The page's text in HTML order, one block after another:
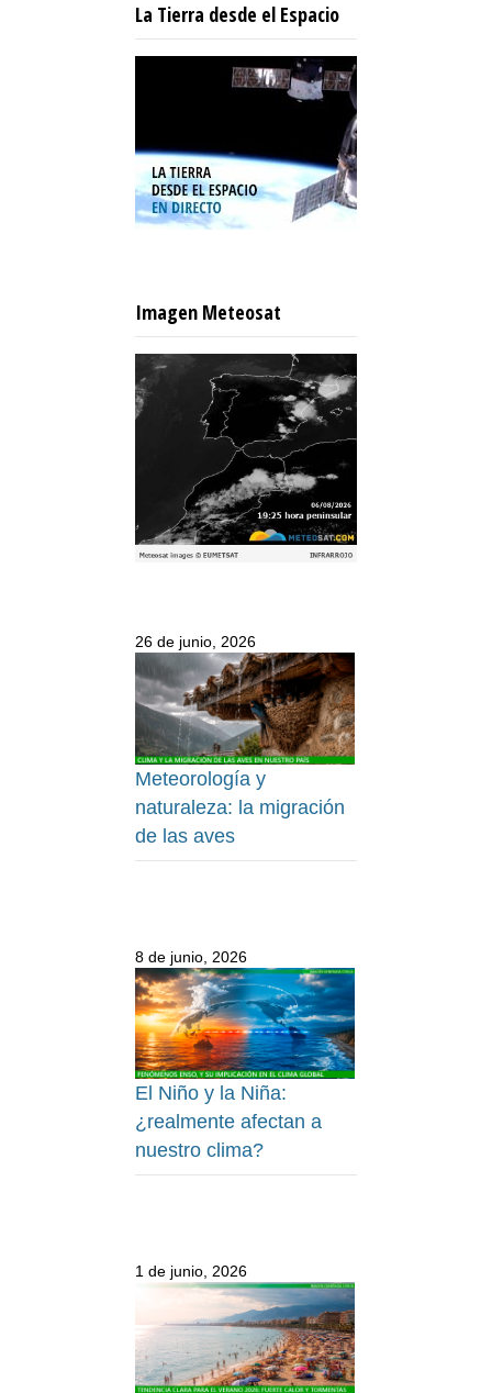
La Tierra desde el Espacio
Imagen Meteosat
26 de junio, 2026
Meteorología y
naturaleza: la migración
de las aves
8 de junio, 2026
El Niño y la Niña:
¿realmente afectan a
nuestro clima?
1 de junio, 2026